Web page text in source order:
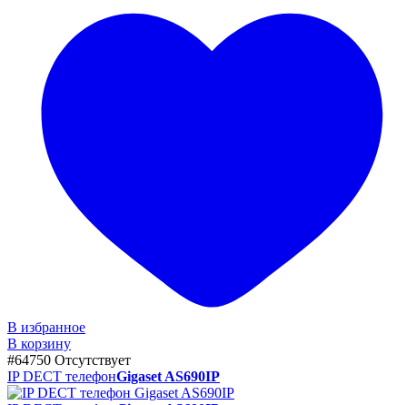
В избранное
В корзину
#64750 Отсутствует
IP DECT телефонGigaset AS690IP